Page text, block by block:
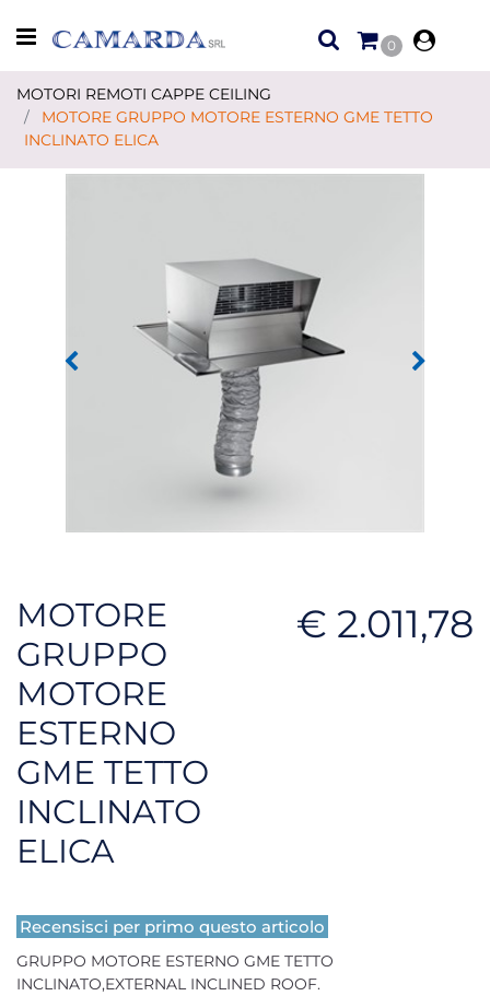
Open menu
0
MOTORI REMOTI CAPPE CEILING
MOTORE GRUPPO MOTORE ESTERNO GME TETTO
INCLINATO ELICA
MOTORE
GRUPPO
MOTORE
ESTERNO
GME TETTO
INCLINATO
ELICA
€ 2.011,78
Recensisci per primo questo articolo
GRUPPO MOTORE ESTERNO GME TETTO
INCLINATO,EXTERNAL INCLINED ROOF.